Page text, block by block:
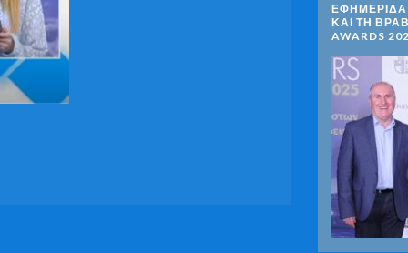
ΕΦΗΜΕΡΙΔΑ
ΚΑΙ ΤΗ
AWARDS